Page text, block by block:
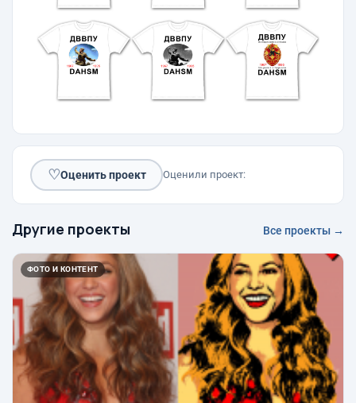
♡Оценить проект Оценили проект:
Другие проекты Все проекты →
ФОТО И КОНТЕНТ